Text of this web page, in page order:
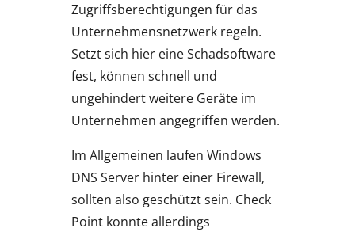
Zugriffsberechtigungen für das
Unternehmensnetzwerk regeln.
Setzt sich hier eine Schadsoftware
fest, können schnell und
ungehindert weitere Geräte im
Unternehmen angegriffen werden.
Im Allgemeinen laufen Windows
DNS Server hinter einer Firewall,
sollten also geschützt sein. Check
Point konnte allerdings